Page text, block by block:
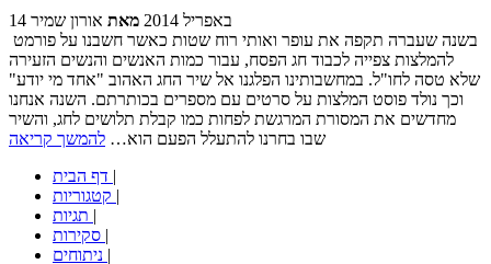
14 באפריל 2014 מאת אורון שמיר
להמלצות צפייה לכבוד חג הפסח, עבור כמות האנשים והנשים הזעירה
שלא טסה לחו"ל. במחשבותינו הפלגנו אל שיר החג האהוב "אחד מי יודע"
וכך נולד פוסט המלצות על סרטים עם מספרים בכותרתם. השנה אנחנו
מחדשים את המסורת המרגשת לפחות כמו קבלת תלושים לחג, והשיר
שבו בחרנו להתעלל הפעם הוא… להמשך קריאה
|
|
|
|
|